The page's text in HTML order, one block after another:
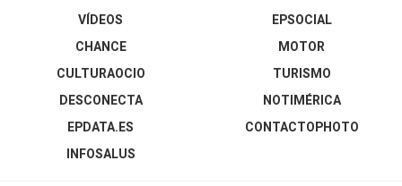
VÍDEOS
EPSOCIAL
CHANCE
CULTURAOCIO
DESCONECTA
EPDATA.ES
INFOSALUS
MOTOR
TURISMO
NOTIMÉRICA
CONTACTOPHOTO